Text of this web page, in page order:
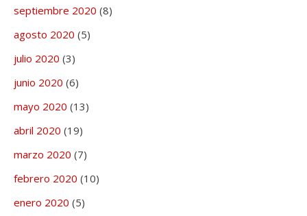
septiembre 2020 (8)
agosto 2020 (5)
julio 2020 (3)
junio 2020 (6)
mayo 2020 (13)
abril 2020 (19)
marzo 2020 (7)
febrero 2020 (10)
enero 2020 (5)